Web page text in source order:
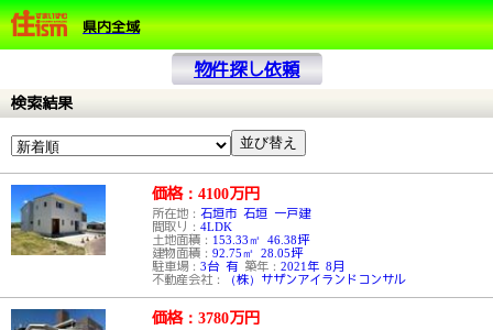
県内全域
物件探し依頼
検索結果
価格：4100万円
所在地：石垣市 石垣 一戸建
間取り：4LDK
土地面積： 153.33㎡ 46.38坪
建物面積：92.75㎡ 28.05坪
駐車場：3台 有 築年：2021年 8月
不動産会社：
（株）サザンアイランドコンサル
価格：3780万円